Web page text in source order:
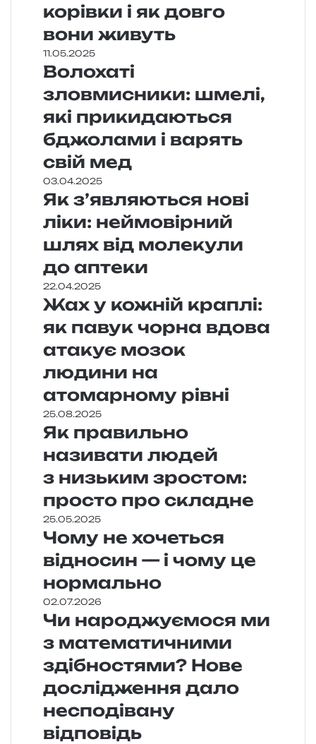
корівки і як довго
вони живуть
11.05.2025
Волохаті
зловмисники: шмелі,
які прикидаються
бджолами і варять
свій мед
03.04.2025
Як з’являються нові
ліки: неймовірний
шлях від молекули
до аптеки
22.04.2025
Жах у кожній краплі:
як павук чорна вдова
атакує мозок
людини на
атомарному рівні
25.08.2025
Як правильно
називати людей
з низьким зростом:
просто про складне
25.05.2025
Чому не хочеться
відносин — і чому це
нормально
02.07.2026
Чи народжуємося ми
з математичними
здібностями? Нове
дослідження дало
несподівану
відповідь